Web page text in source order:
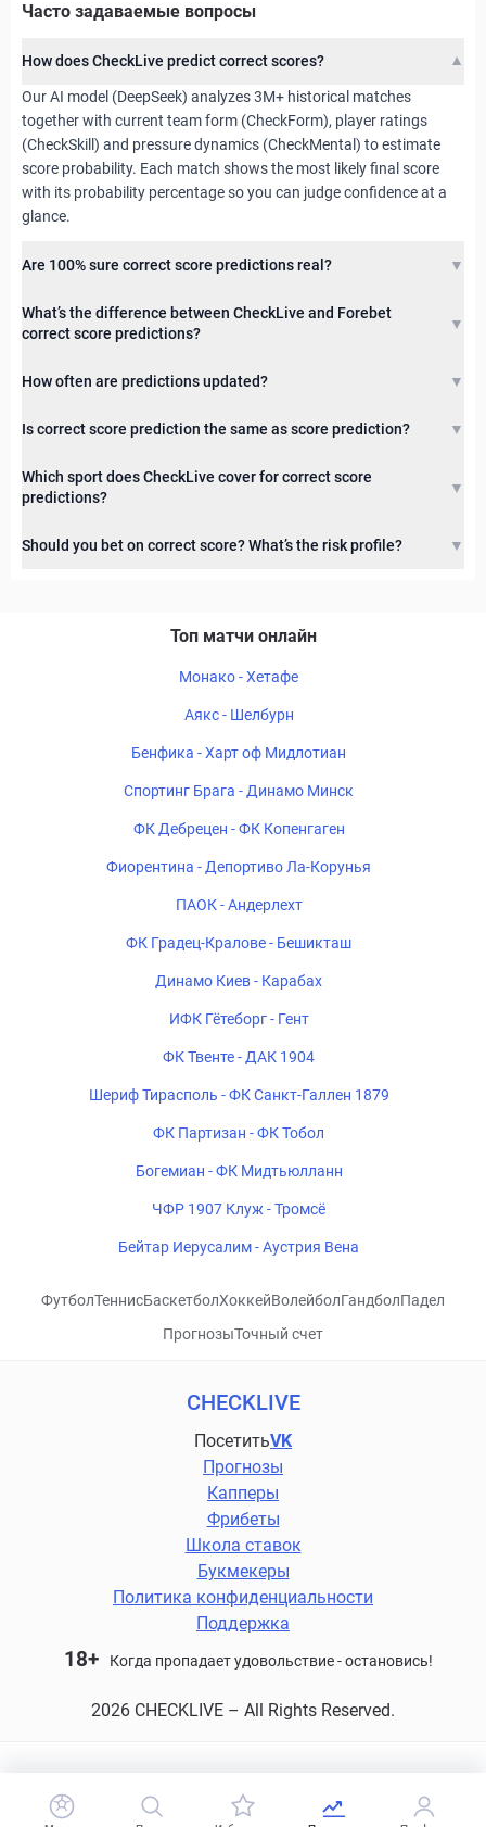
Часто задаваемые вопросы
How does CheckLive predict correct scores?
▼
Our AI model (DeepSeek) analyzes 3M+ historical matches
together with current team form (CheckForm), player ratings
(CheckSkill) and pressure dynamics (CheckMental) to estimate
score probability. Each match shows the most likely final score
with its probability percentage so you can judge confidence at a
glance.
Are 100% sure correct score predictions real? ▼
What’s the difference between CheckLive and Forebet
correct score predictions?
▼
How often are predictions updated? ▼
Is correct score prediction the same as score prediction? ▼
Which sport does CheckLive cover for correct score
predictions?
▼
Should you bet on correct score? What’s the risk profile? ▼
Топ матчи онлайн
Монако - Хетафе
Аякс - Шелбурн
Бенфика - Харт оф Мидлотиан
Спортинг Брага - Динамо Минск
ФК Дебрецен - ФК Копенгаген
Фиорентина - Депортиво Ла-Корунья
ПАОК - Андерлехт
ФК Градец-Кралове - Бешикташ
Динамо Киев - Карабах
ИФК Гётеборг - Гент
ФК Твенте - ДАК 1904
Шериф Тирасполь - ФК Санкт-Галлен 1879
ФК Партизан - ФК Тобол
Богемиан - ФК Мидтьюлланн
ЧФР 1907 Клуж - Тромсё
Бейтар Иерусалим - Аустрия Вена
ФутболТеннисБаскетболХоккейВолейболГандболПадел
ПрогнозыТочный счет
CHECKLIVE
ПосетитьVK
Прогнозы
Капперы
Фрибеты
Школа ставок
Букмекеры
Политика конфиденциальности
Поддержка
18+ Когда пропадает удовольствие - остановись!
2026 CHECKLIVE – All Rights Reserved.